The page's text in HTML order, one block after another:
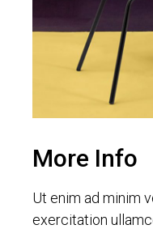
More Info
Ut enim ad minim
exercitation